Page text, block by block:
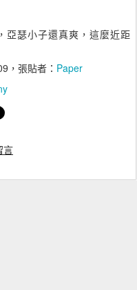
亞瑟小子還真爽，這麼近距
，張貼者： Paper
言